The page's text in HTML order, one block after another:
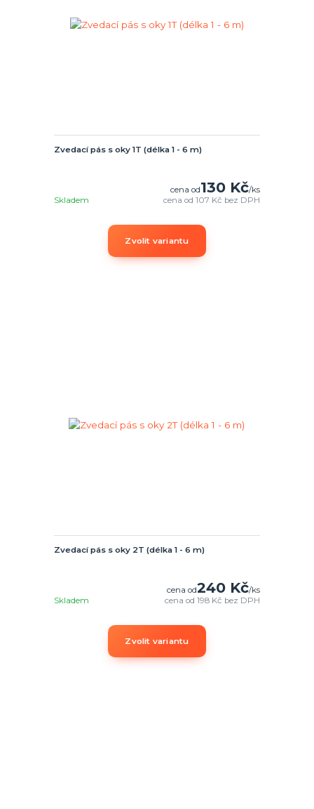
Zvedací pás s oky 1T (délka 1 - 6 m)
cena od130 Kč/ks
cena od107 Kč bez DPH
Skladem
Zvolit variantu
Zvedací pás s oky 2T (délka 1 - 6 m)
cena od240 Kč/ks
cena od198 Kč bez DPH
Skladem
Zvolit variantu